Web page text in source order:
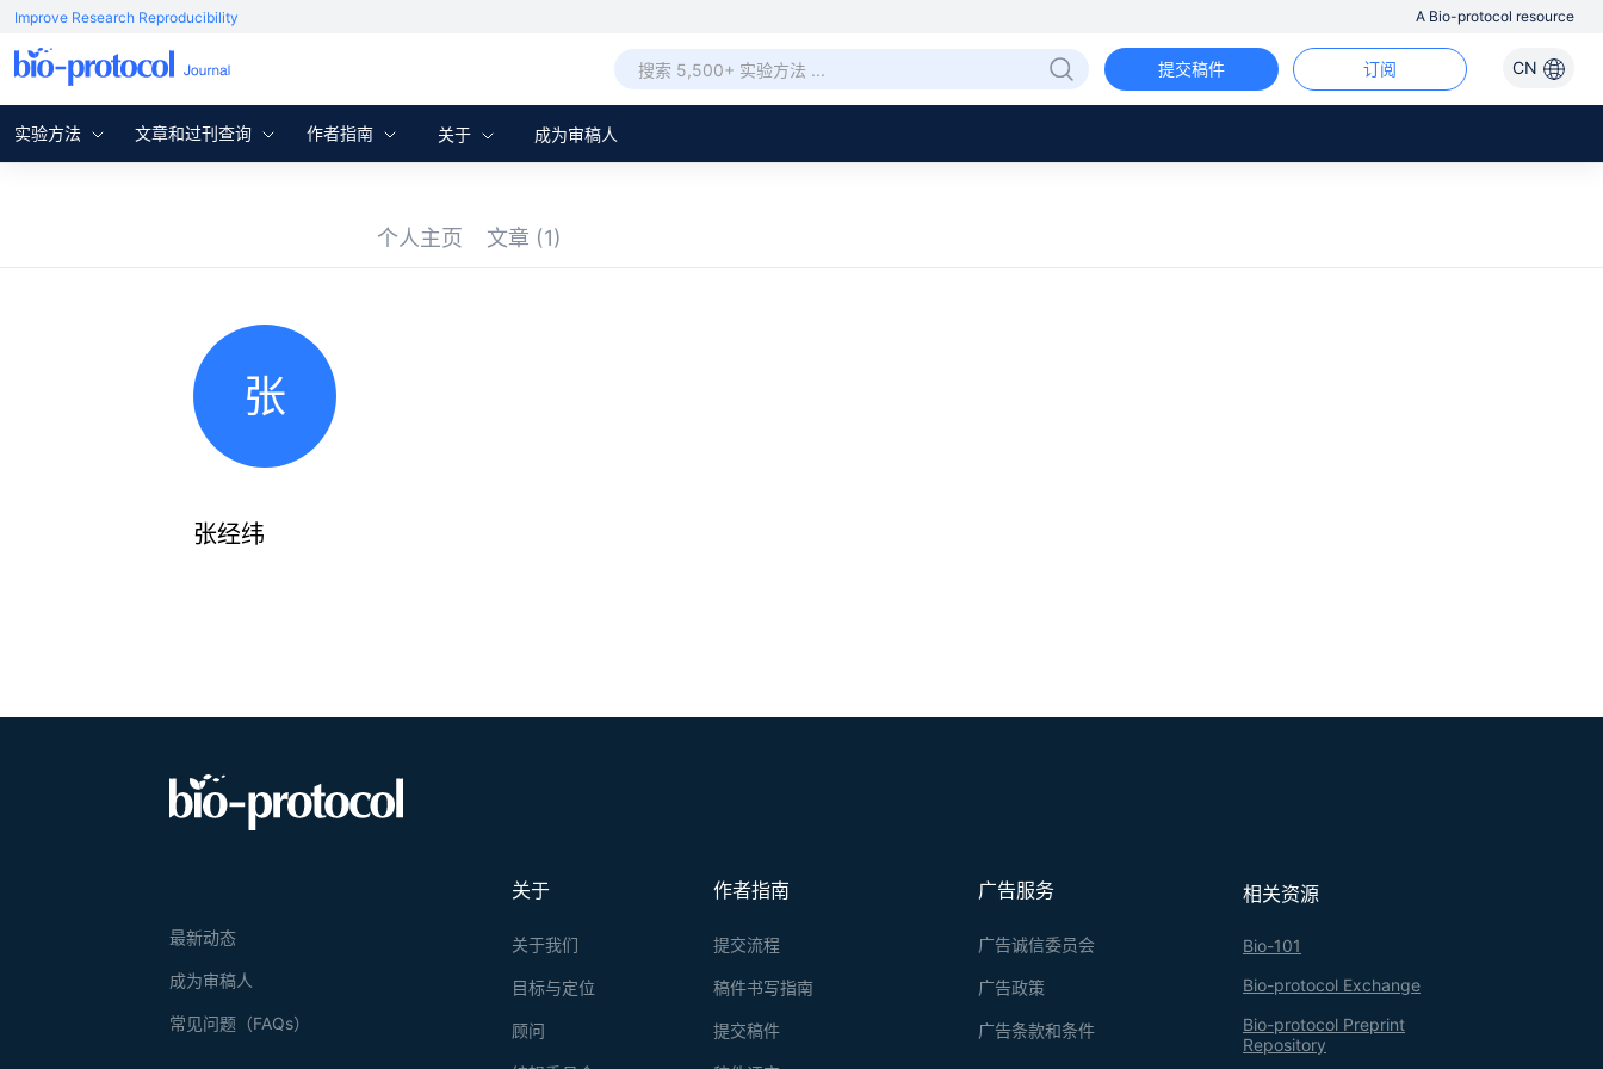
Improve Research Reproducibility A Bio-protocol resource
CN
订阅
提交稿件
实验方法 文章和过刊查询 作者指南 关于 成为审稿人
个人主页 文章 (1)
张
张经纬
相关资源
Bio-101
Bio-protocol Exchange
Bio-protocol Preprint
Repository
广告服务
广告诚信委员会
广告政策
广告条款和条件
作者指南
提交流程
稿件书写指南
提交稿件
关于
关于我们
目标与定位
顾问
最新动态
成为审稿人
常见问题（FAQs）